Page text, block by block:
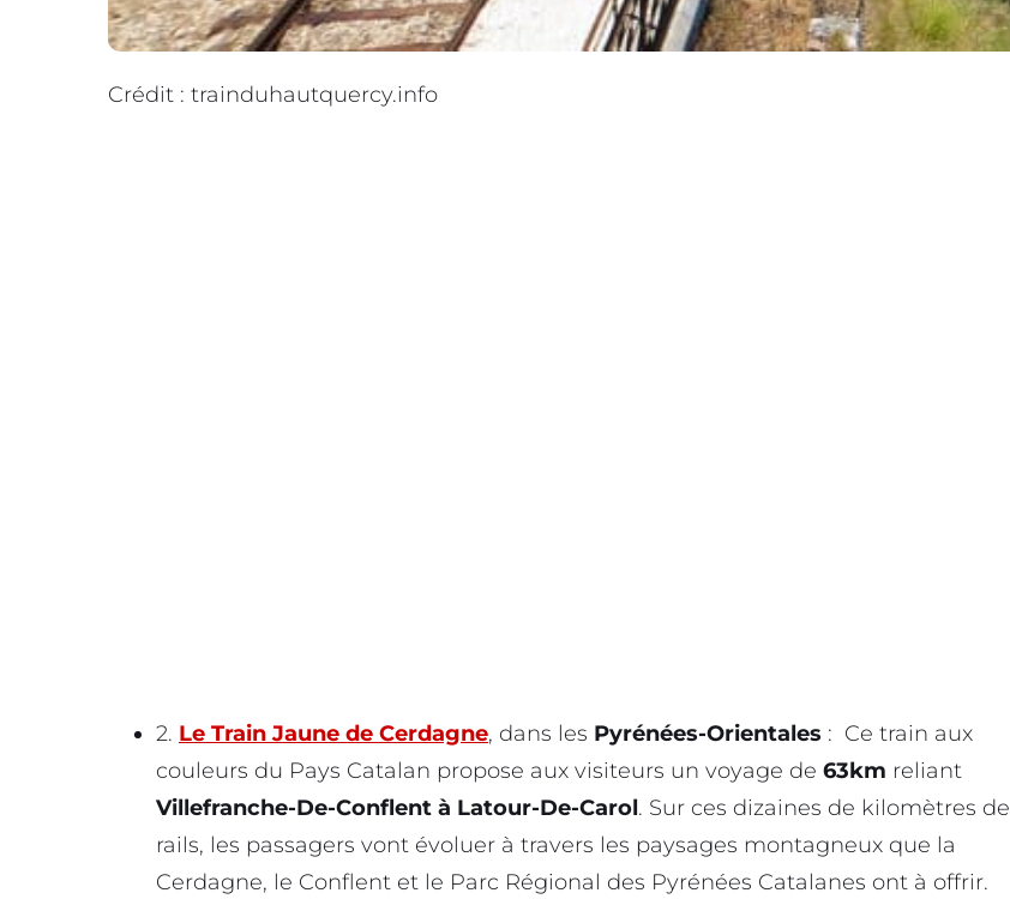
Crédit : trainduhautquercy.info
2. Le Train Jaune de Cerdagne, dans les Pyrénées-Orientales : Ce train aux
couleurs du Pays Catalan propose aux visiteurs un voyage de 63km reliant
Villefranche-De-Conflent à Latour-De-Carol. Sur ces dizaines de kilomètres de
rails, les passagers vont évoluer à travers les paysages montagneux que la
Cerdagne, le Conflent et le Parc Régional des Pyrénées Catalanes ont à offrir.